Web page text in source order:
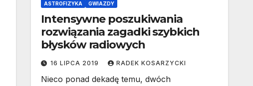
ASTROFIZYKA GWIAZDY
Intensywne poszukiwania
rozwiązania zagadki szybkich
błysków radiowych
16 LIPCA 2019 RADEK KOSARZYCKI
Nieco ponad dekadę temu, dwóch